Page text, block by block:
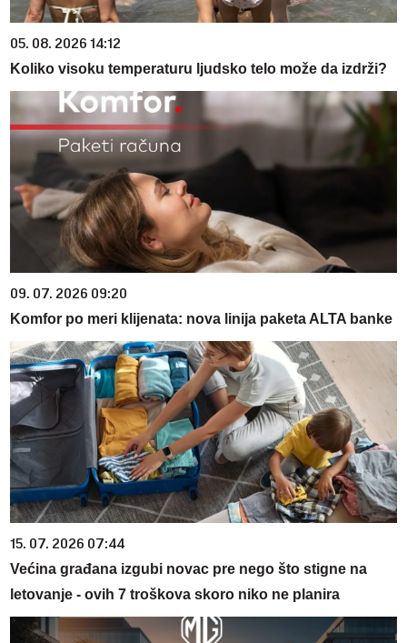
05. 08. 2026 14:12
Koliko visoku temperaturu ljudsko telo može da izdrži?
09. 07. 2026 09:20
Komfor po meri klijenata: nova linija paketa ALTA banke
15. 07. 2026 07:44
Većina građana izgubi novac pre nego što stigne na
letovanje - ovih 7 troškova skoro niko ne planira